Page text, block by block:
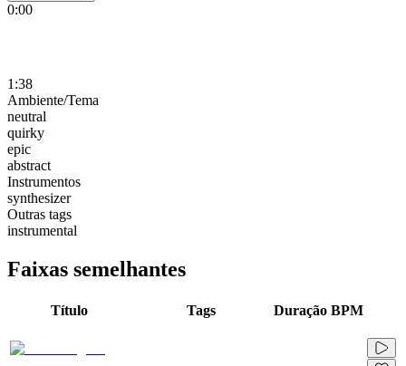
0:00
1:38
Ambiente/Tema
neutral
quirky
epic
abstract
Instrumentos
synthesizer
Outras tags
instrumental
Faixas semelhantes
Título Tags Duração BPM